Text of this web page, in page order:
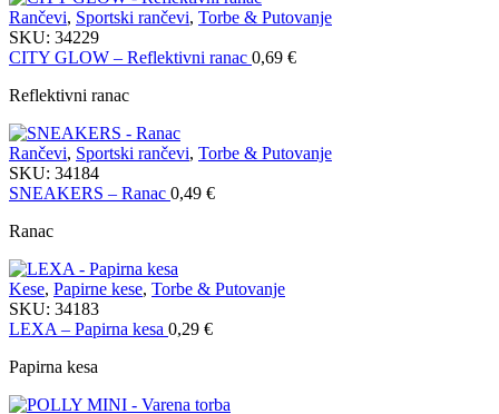
Rančevi, Sportski rančevi, Torbe & Putovanje
SKU: 34229
CITY GLOW – Reflektivni ranac 0,69 €
Reflektivni ranac
Rančevi, Sportski rančevi, Torbe & Putovanje
SKU: 34184
SNEAKERS – Ranac 0,49 €
Ranac
Kese, Papirne kese, Torbe & Putovanje
SKU: 34183
LEXA – Papirna kesa 0,29 €
Papirna kesa